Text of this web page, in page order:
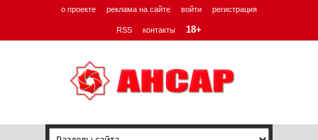
о проекте реклама на сайте войти регистрация
RSS контакты 18+